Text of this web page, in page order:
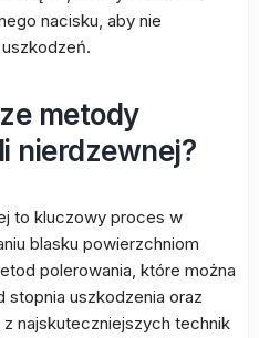
nacisku, aby nie
metody
nierdzewnej?
to kluczowy proces w
blasku powierzchniom
polerowania, które można
uszkodzenia oraz
najskuteczniejszych technik